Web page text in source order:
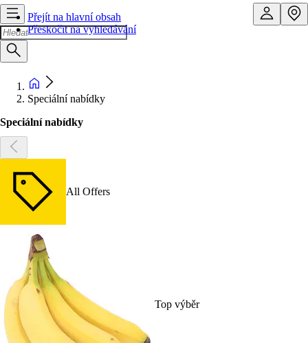
Přejít na hlavní obsah
Přeskočit na vyhledávání
Speciální nabídky
Speciální nabídky
All Offers
Top výběr